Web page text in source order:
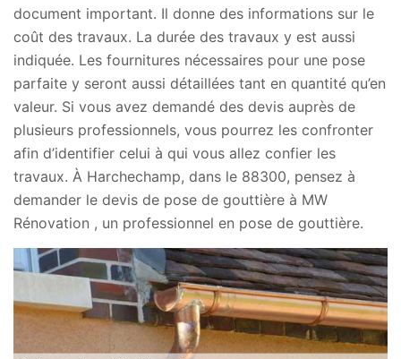
document important. Il donne des informations sur le
coût des travaux. La durée des travaux y est aussi
indiquée. Les fournitures nécessaires pour une pose
parfaite y seront aussi détaillées tant en quantité qu’en
valeur. Si vous avez demandé des devis auprès de
plusieurs professionnels, vous pourrez les confronter
afin d’identifier celui à qui vous allez confier les
travaux. À Harchechamp, dans le 88300, pensez à
demander le devis de pose de gouttière à MW
Rénovation , un professionnel en pose de gouttière.